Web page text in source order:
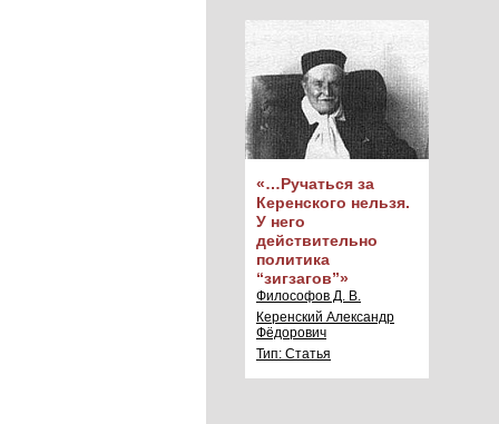
«…Ручаться за
Керенского нельзя.
У него
действительно
политика
“зигзагов”»
Философов Д. В.
Керенский Александр
Фёдорович
Тип: Статья